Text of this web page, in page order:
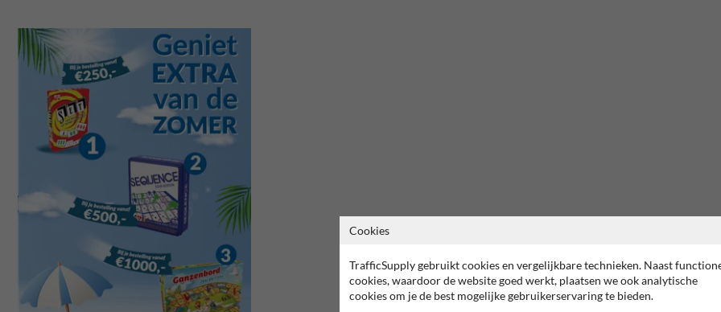
Cookies
TrafficSupply gebruikt cookies en vergelijkbare technieken. Naast
cookies, waardoor de website goed werkt, plaatsen we ook analytische
cookies om je de best mogelijke gebruikerservaring te bieden.